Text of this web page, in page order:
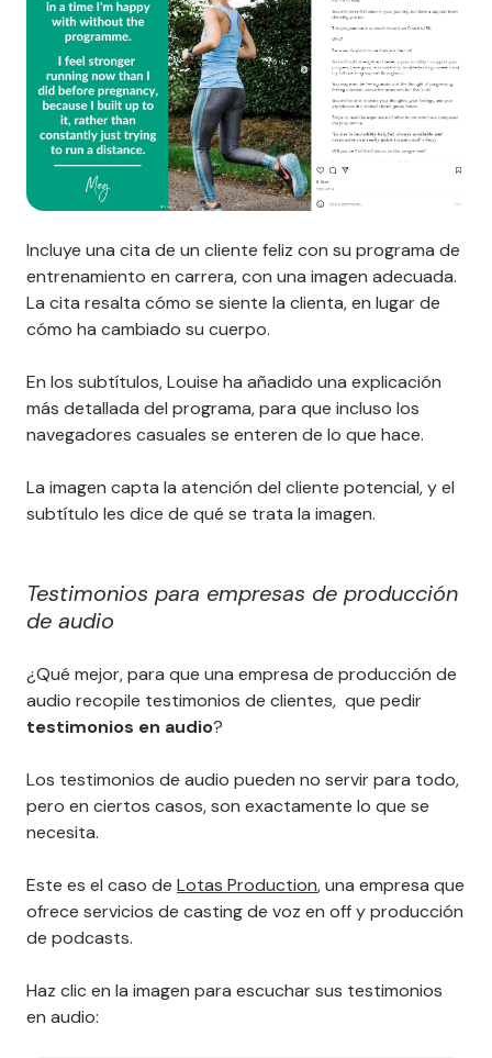
Incluye una cita de un cliente feliz con su programa de
entrenamiento en carrera, con una imagen adecuada.
La cita resalta cómo se siente la clienta, en lugar de
cómo ha cambiado su cuerpo.
En los subtítulos, Louise ha añadido una explicación
más detallada del programa, para que incluso los
navegadores casuales se enteren de lo que hace.
La imagen capta la atención del cliente potencial, y el
subtítulo les dice de qué se trata la imagen.
Testimonios para empresas de producción
de audio
¿Qué mejor, para que una empresa de producción de
audio recopile testimonios de clientes, que pedir
testimonios en audio?
Los testimonios de audio pueden no servir para todo,
pero en ciertos casos, son exactamente lo que se
necesita.
Este es el caso de Lotas Production, una empresa que
ofrece servicios de casting de voz en off y producción
de podcasts.
Haz clic en la imagen para escuchar sus testimonios
en audio: